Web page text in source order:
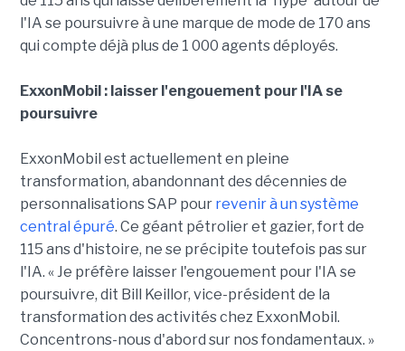
l'IA se poursuivre à une marque de mode de 170 ans
qui compte déjà plus de 1 000 agents déployés.
ExxonMobil : laisser l'engouement pour l'IA se
poursuivre
ExxonMobil est actuellement en pleine
transformation, abandonnant des décennies de
personnalisations SAP pour revenir à un système
central épuré. Ce géant pétrolier et gazier, fort de
115 ans d'histoire, ne se précipite toutefois pas sur
l'IA. « Je préfère laisser l'engouement pour l'IA se
poursuivre, dit Bill Keillor, vice-président de la
transformation des activités chez ExxonMobil.
Concentrons-nous d'abord sur nos fondamentaux. »